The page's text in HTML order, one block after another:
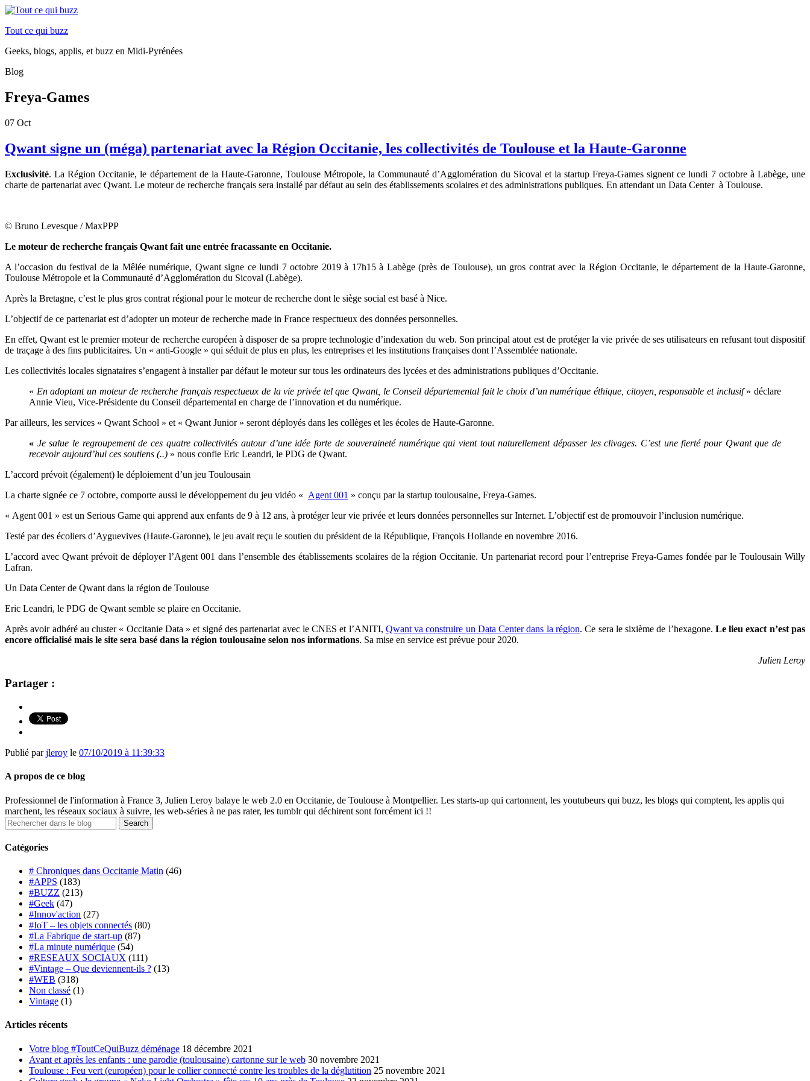
Tout ce qui buzz
Geeks, blogs, applis, et buzz en Midi-Pyrénées
Blog
Freya-Games
07 Oct
Qwant signe un (méga) partenariat avec la Région Occitanie, les collectivités de Toulouse et la Haute-Garonne
Exclusivité. La Région Occitanie, le département de la Haute-Garonne, Toulouse Métropole, la Communauté d’Agglomération du Sicoval et la startup Freya-Games signent ce lundi 7 octobre à Labège, une
charte de partenariat avec Qwant. Le moteur de recherche français sera installé par défaut au sein des établissements scolaires et des administrations publiques. En attendant un Data Center à Toulouse.
© Bruno Levesque / MaxPPP
Le moteur de recherche français Qwant fait une entrée fracassante en Occitanie.
A l’occasion du festival de la Mêlée numérique, Qwant signe ce lundi 7 octobre 2019 à 17h15 à Labège (près de Toulouse), un gros contrat avec la Région Occitanie, le département de la Haute-Garonne,
Toulouse Métropole et la Communauté d’Agglomération du Sicoval (Labège).
Après la Bretagne, c’est le plus gros contrat régional pour le moteur de recherche dont le siège social est basé à Nice.
L’objectif de ce partenariat est d’adopter un moteur de recherche made in France respectueux des données personnelles.
En effet, Qwant est le premier moteur de recherche européen à disposer de sa propre technologie d’indexation du web. Son principal atout est de protéger la vie privée de ses utilisateurs en refusant tout dispositif
de traçage à des fins publicitaires. Un « anti-Google » qui séduit de plus en plus, les entreprises et les institutions françaises dont l’Assemblée nationale.
Les collectivités locales signataires s’engagent à installer par défaut le moteur sur tous les ordinateurs des lycées et des administrations publiques d’Occitanie.
« En adoptant un moteur de recherche français respectueux de la vie privée tel que Qwant, le Conseil départemental fait le choix d’un numérique éthique, citoyen, responsable et inclusif» déclare
Annie Vieu, Vice-Présidente du Conseil départemental en charge de l’innovation et du numérique.
Par ailleurs, les services « Qwant School » et « Qwant Junior » seront déployés dans les collèges et les écoles de Haute-Garonne.
« Je salue le regroupement de ces quatre collectivités autour d’une idée forte de souveraineté numérique qui vient tout naturellement dépasser les clivages. C’est une fierté pour Qwant que de
recevoir aujourd’hui ces soutiens (..) » nous confie Eric Leandri, le PDG de Qwant.
L’accord prévoit (également) le déploiement d’un jeu Toulousain
La charte signée ce 7 octobre, comporte aussi le développement du jeu vidéo « Agent 001 » conçu par la startup toulousaine, Freya-Games.
« Agent 001 » est un Serious Game qui apprend aux enfants de 9 à 12 ans, à protéger leur vie privée et leurs données personnelles sur Internet. L’objectif est de promouvoir l’inclusion numérique.
Testé par des écoliers d’Ayguevives (Haute-Garonne), le jeu avait reçu le soutien du président de la République, François Hollande en novembre 2016.
L’accord avec Qwant prévoit de déployer l’Agent 001 dans l’ensemble des établissements scolaires de la région Occitanie. Un partenariat record pour l’entreprise Freya-Games fondée par le Toulousain Willy
Lafran.
Un Data Center de Qwant dans la région de Toulouse
Eric Leandri, le PDG de Qwant semble se plaire en Occitanie.
Après avoir adhéré au cluster « Occitanie Data » et signé des partenariat avec le CNES et l’ANITI, Qwant va construire un Data Center dans la région. Ce sera le sixième de l’hexagone. Le lieu exact n’est pas
encore officialisé mais le site sera basé dans la région toulousaine selon nos informations. Sa mise en service est prévue pour 2020.
Julien Leroy
Partager :
Publié parjleroy le 07/10/2019 à 11:39:33
A propos de ce blog
Professionnel de l'information à France 3, Julien Leroy balaye le web 2.0 en Occitanie, de Toulouse à Montpellier. Les starts-up qui cartonnent, les youtubeurs qui buzz, les blogs qui comptent, les applis qui
marchent, les réseaux sociaux à suivre, les web-séries à ne pas rater, les tumblr qui déchirent sont forcément ici !!
Catégories
# Chroniques dans Occitanie Matin (46)
#APPS (183)
#BUZZ (213)
#Geek (47)
#Innov'action (27)
#IoT – les objets connectés (80)
#La Fabrique de start-up (87)
#La minute numérique (54)
#RESEAUX SOCIAUX (111)
#Vintage – Que deviennent-ils ? (13)
#WEB (318)
Non classé (1)
Vintage (1)
Articles récents
Votre blog #ToutCeQuiBuzz déménage 18 décembre 2021
Avant et après les enfants : une parodie (toulousaine) cartonne sur le web 30 novembre 2021
Toulouse : Feu vert (européen) pour le collier connecté contre les troubles de la déglutition 25 novembre 2021